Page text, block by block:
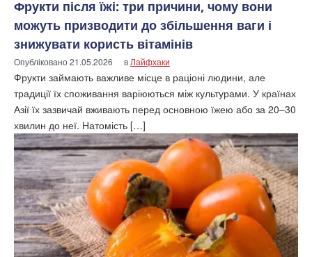
Фрукти після їжі: три причини, чому вони
можуть призводити до збільшення ваги і
знижувати користь вітамінів
Опубліковано21.05.2026 в Лайфхаки
Фрукти займають важливе місце в раціоні людини, але
традиції їх споживання варіюються між культурами. У країнах
Азії їх зазвичай вживають перед основною їжею або за 20–30
хвилин до неї. Натомість […]